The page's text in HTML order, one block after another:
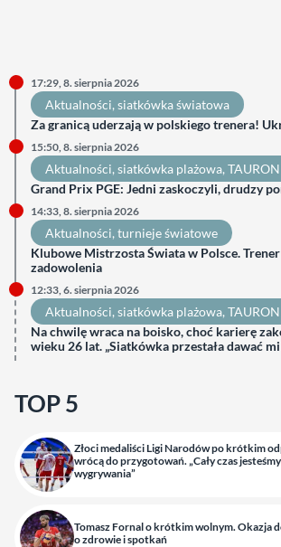
17:29, 8. sierpnia 2026
Aktualności, siatkówka światowa
Za granicą uderzają w polskiego trenera!
15:50, 8. sierpnia 2026
Aktualności, siatkówka plażowa,
Grand Prix PGE: Jedni zaskoczyli, drudzy
14:33, 8. sierpnia 2026
Aktualności, turnieje światowe
Klubowe Mistrzosta Świata w Polsce.
zadowolenia
12:33, 6. sierpnia 2026
Aktualności, siatkówka plażowa,
Na chwilę wraca na boisko, choć karierę
wieku 26 lat. „Siatkówka przestała dawać
TOP 5
Złoci medaliści Ligi Narodów po krótkim
wrócą do przygotowań. „Cały czas
wygrywania”
Tomasz Fornal o krótkim wolnym. Okazja
o zdrowie i spotkań